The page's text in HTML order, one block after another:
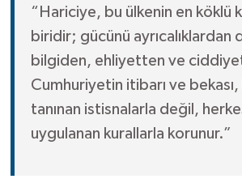
“Hariciye, bu ülkenin en köklü
biridir; gücünü ayrıcalıklardan
bilgiden, ehliyetten ve
Cumhuriyetin itibarı ve
tanınan istisnalarla değil,
uygulanan kurallarla korunur.”